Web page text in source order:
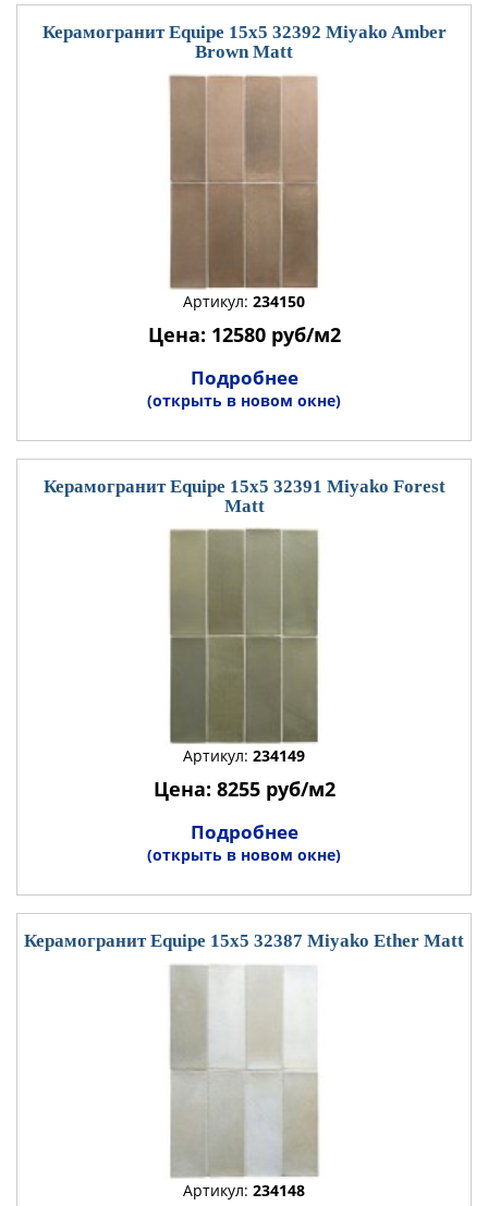
Керамогранит Equipe 15x5 32392 Miyako Amber
Brown Matt
Артикул: 234150
Цена: 12580 руб/м2
Подробнее
(открыть в новом окне)
Керамогранит Equipe 15x5 32391 Miyako Forest
Matt
Артикул: 234149
Цена: 8255 руб/м2
Подробнее
(открыть в новом окне)
Керамогранит Equipe 15x5 32387 Miyako Ether Matt
Артикул: 234148